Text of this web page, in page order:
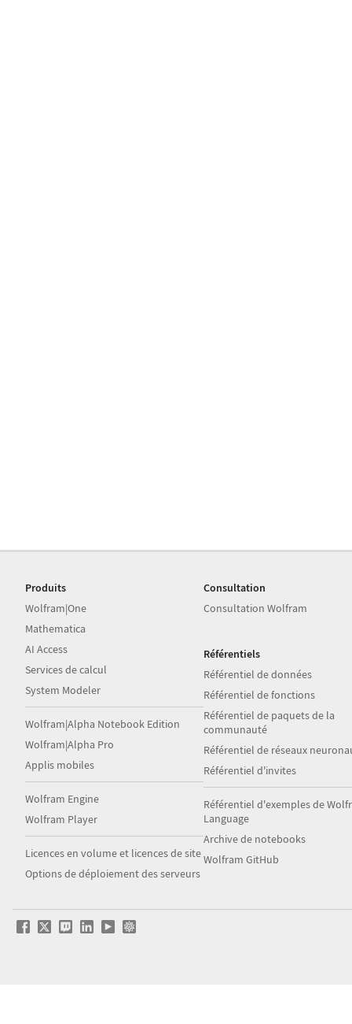
Produits
Wolfram|One
Mathematica
AI Access
Services de calcul
System Modeler
Wolfram|Alpha Notebook Edition
Wolfram|Alpha Pro
Applis mobiles
Wolfram Engine
Wolfram Player
Licences en volume et licences de site
Options de déploiement des serveurs
Consultation
Consultation Wolfram
Référentiels
Référentiel de données
Référentiel de fonctions
Référentiel de paquets de la
communauté
Référentiel de réseaux
Référentiel d'invites
Référentiel d'exemples de
Language
Archive de notebooks
Wolfram GitHub